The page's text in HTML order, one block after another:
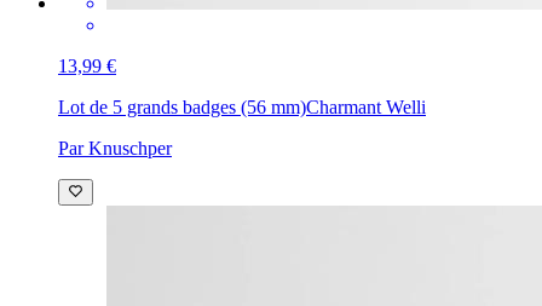
13,99 €
Lot de 5 grands badges (56 mm)Charmant Welli
Par Knuschper